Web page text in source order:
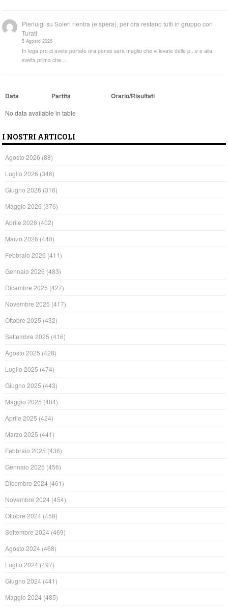
Pierluigi suSoleri rientra (e spera), per ora restano tutti in gruppo con
Turati
5 Agosto 2026
In lega pro ci avete portato ora penso sarà meglio che vi levate dalle p...e e alla
svelta prima che…
Data Partita Orario/Risultati
No data available in table
I NOSTRI ARTICOLI
Agosto 2026 (88)
Luglio 2026 (346)
Giugno 2026 (316)
Maggio 2026 (376)
Aprile 2026 (402)
Marzo 2026 (440)
Febbraio 2026 (411)
Gennaio 2026 (483)
Dicembre 2025 (427)
Novembre 2025 (417)
Ottobre 2025 (432)
Settembre 2025 (416)
Agosto 2025 (428)
Luglio 2025 (474)
Giugno 2025 (443)
Maggio 2025 (484)
Aprile 2025 (424)
Marzo 2025 (441)
Febbraio 2025 (436)
Gennaio 2025 (456)
Dicembre 2024 (461)
Novembre 2024 (454)
Ottobre 2024 (458)
Settembre 2024 (469)
Agosto 2024 (468)
Luglio 2024 (497)
Giugno 2024 (441)
Maggio 2024 (485)